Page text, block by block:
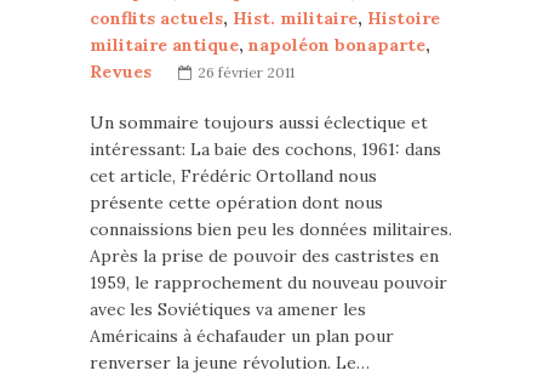
conflits actuels, Hist. militaire, Histoire
militaire antique, napoléon bonaparte,
Revues
26 février 2011
Un sommaire toujours aussi éclectique et
intéressant: La baie des cochons, 1961: dans
cet article, Frédéric Ortolland nous
présente cette opération dont nous
connaissions bien peu les données militaires.
Après la prise de pouvoir des castristes en
1959, le rapprochement du nouveau pouvoir
avec les Soviétiques va amener les
Américains à échafauder un plan pour
renverser la jeune révolution. Le…